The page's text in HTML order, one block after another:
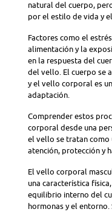
natural del cuerpo,
por el estilo de vida y
Factores como el
alimentación y la
en la respuesta del
del vello. El cuerpo se
y el vello corporal es
adaptación.
Comprender estos
corporal desde una
el vello se tratan como
atención, protección y
El vello corporal
una característica
equilibrio interno del
hormonas y el